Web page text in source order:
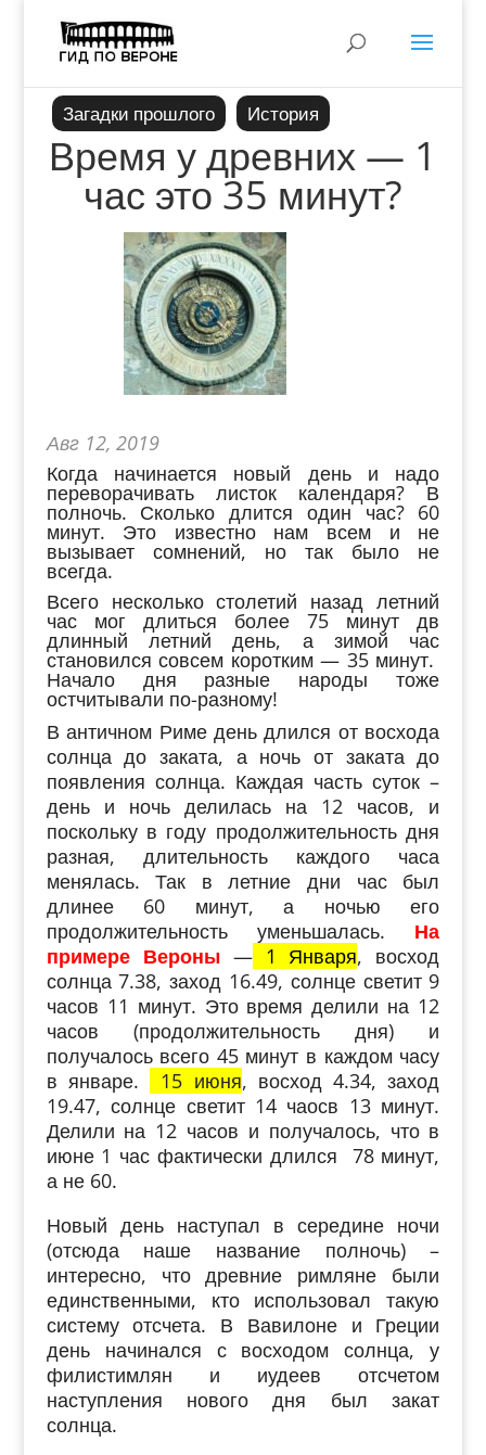
Загадки прошлого История
Время у древних — 1
час это 35 минут?
Авг 12, 2019
Когда начинается новый день и надо
переворачивать листок календаря? В
полночь. Сколько длится один час? 60
минут. Это известно нам всем и не
вызывает сомнений, но так было не
всегда.
Всего несколько столетий назад летний
час мог длиться более 75 минут дв
длинный летний день, а зимой час
становился совсем коротким — 35 минут.
Начало дня разные народы тоже
остчитывали по-разному!
В античном Риме день длился от восхода
солнца до заката, а ночь от заката до
появления солнца. Каждая часть суток –
день и ночь делилась на 12 часов, и
поскольку в году продолжительность дня
разная, длительность каждого часа
менялась. Так в летние дни час был
длинее 60 минут, а ночью его
продолжительность уменьшалась. На
примере Вероны —1 Января, восход
солнца 7.38, заход 16.49, солнце светит 9
часов 11 минут. Это время делили на 12
часов (продолжительность дня) и
получалось всего 45 минут в каждом часу
в январе.
15 июня, восход 4.34, заход
19.47, солнце светит 14 чаосв 13 минут.
Делили на 12 часов и получалось, что в
июне 1 час фактически длился 78 минут,
а не 60.
Новый день наступал в середине ночи
(отсюда наше название полночь) –
интересно, что древние римляне были
единственными, кто использовал такую
систему отсчета. В Вавилоне и Греции
день начинался с восходом солнца, у
филистимлян и иудеев отсчетом
наступления нового дня был закат
солнца.